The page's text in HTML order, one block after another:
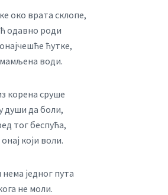
око врата склопе,
одавно роди
ћутке,
води.
корена сруше
души да боли,
тог беспућа,
који воли.
једног пута
не моли.